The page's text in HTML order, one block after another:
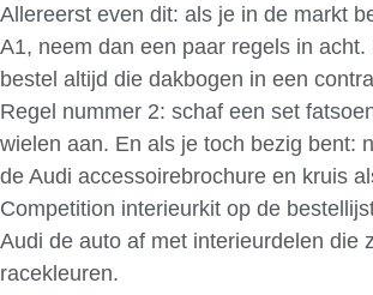
Allereerst even dit: als je in de markt
A1, neem dan een paar regels in acht.
bestel altijd die dakbogen in een
Regel nummer 2: schaf een set
wielen aan. En als je toch bezig bent:
de Audi accessoirebrochure en kruis
Competition interieurkit op de
Audi de auto af met interieurdelen die
racekleuren.